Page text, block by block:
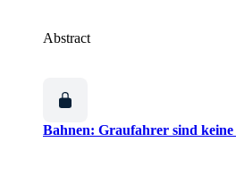
Abstract
Bahnen: Graufahrer sind